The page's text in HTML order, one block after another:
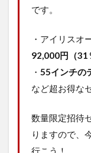
です。
・アイリスオ
92,000円（31
・ 55インチの
など超お得な
数量限定招待
りますので、
行こう！